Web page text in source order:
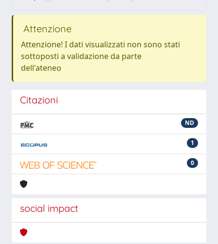
Attenzione
Attenzione! I dati visualizzati non sono stati
sottoposti a validazione da parte
dell'ateneo
Citazioni
ND
1
0
social impact